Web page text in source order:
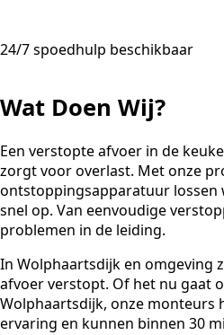
24/7 spoedhulp beschikbaar
Wat Doen Wij?
Een verstopte afvoer in de
zorgt voor overlast. Met onze
ontstoppingsapparatuur lossen
snel op. Van eenvoudige
problemen in de leiding.
In Wolphaartsdijk en omgeving
afvoer verstopt. Of het nu gaat
Wolphaartsdijk, onze monteurs
ervaring en kunnen binnen 30